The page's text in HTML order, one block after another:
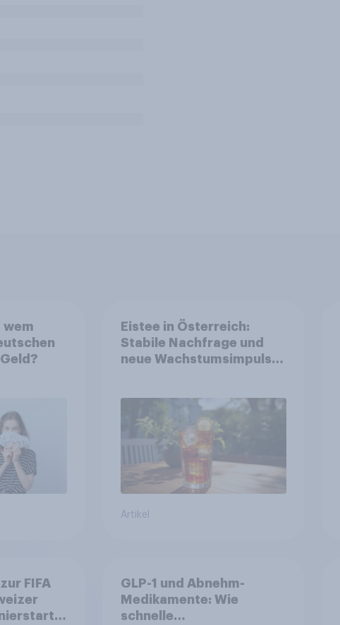
wem
Eistee in Österreich:
Stabile Nachfrage und
neue Wachstumsimpulse
Artikel
FIFA
GLP-1 und Abnehm-
Medikamente: Wie
schnelle